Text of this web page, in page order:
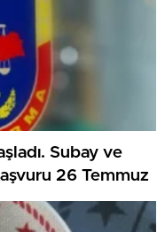
Subay ve
26 Temmuz